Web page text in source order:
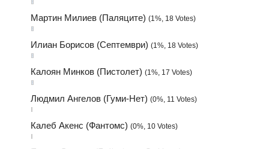
Мартин Милиев (Паляците) (1%, 18 Votes)
Илиан Борисов (Септември) (1%, 18 Votes)
Калоян Минков (Пистолет) (1%, 17 Votes)
Людмил Ангелов (Гуми-Нет) (0%, 11 Votes)
Калеб Акенс (Фантомс) (0%, 10 Votes)